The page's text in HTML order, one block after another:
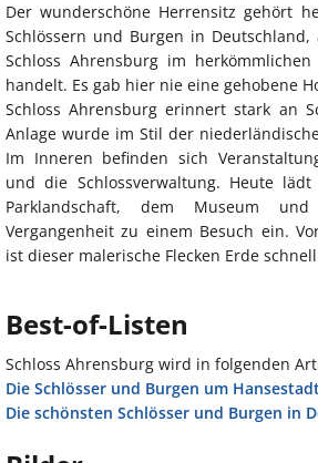
Der wunderschöne Herrensitz gehört
Schlössern und Burgen in
Schloss Ahrensburg im
handelt. Es gab hier nie eine gehobene
Schloss Ahrensburg erinnert stark an
Anlage wurde im Stil der
Im Inneren befinden sich
und die Schlossverwaltung. Heute
Parklandschaft, dem Museum
Vergangenheit zu einem Besuch ein.
ist dieser malerische Flecken Erde
Best-of-Listen
Schloss Ahrensburg wird in folgenden
Die Schlösser und Burgen um
Die schönsten Schlösser und Burgen in